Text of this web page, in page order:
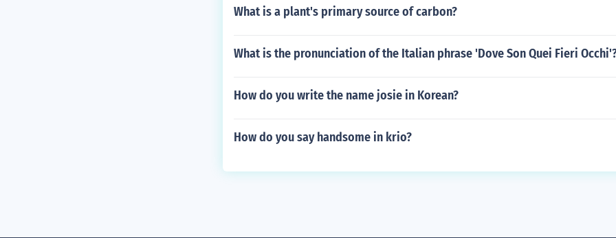
What is a plant's primary source of carbon?
What is the pronunciation of the Italian phrase 'Dove Son Quei Fieri
How do you write the name josie in Korean?
How do you say handsome in krio?